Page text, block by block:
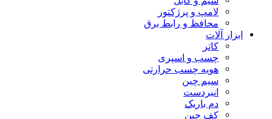
لامپ و پرژکتور
محافظ و رابط برق
ابزار آلات
کاتر
چسب و اسپری
هویه چسب حرارتی
سیم چین
انبردست
دم باریک
کف چین